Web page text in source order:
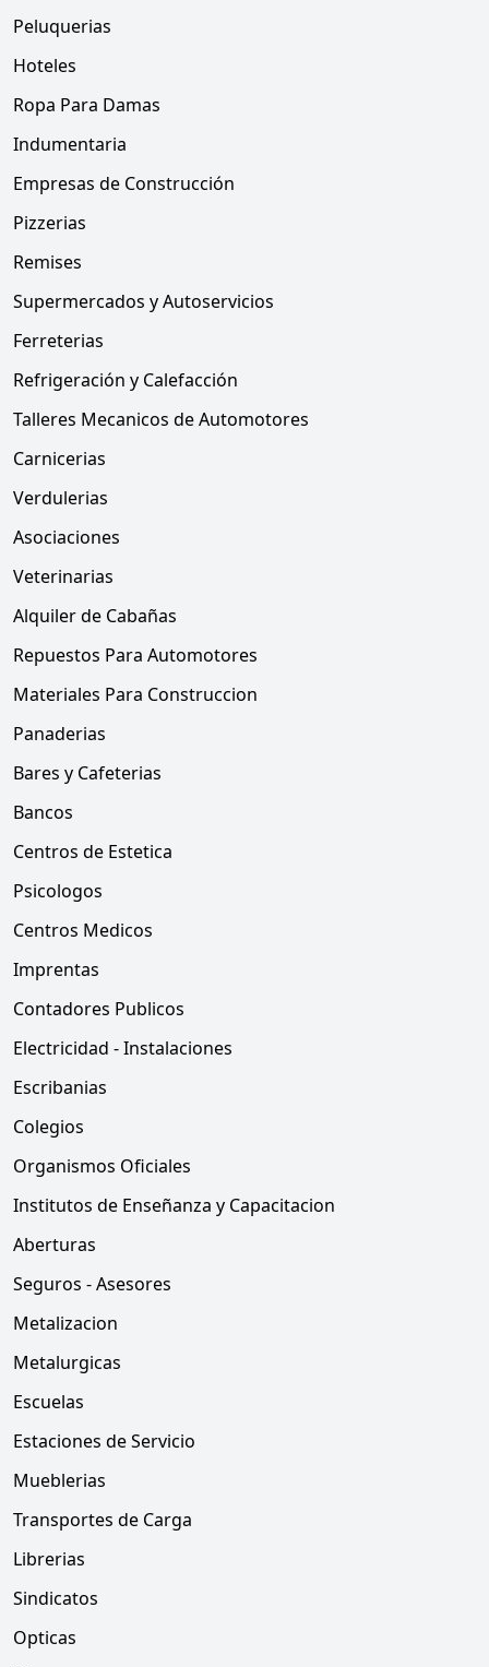
Peluquerias
Hoteles
Ropa Para Damas
Indumentaria
Empresas de Construcción
Pizzerias
Remises
Supermercados y Autoservicios
Ferreterias
Refrigeración y Calefacción
Talleres Mecanicos de Automotores
Carnicerias
Verdulerias
Asociaciones
Veterinarias
Alquiler de Cabañas
Repuestos Para Automotores
Materiales Para Construccion
Panaderias
Bares y Cafeterias
Bancos
Centros de Estetica
Psicologos
Centros Medicos
Imprentas
Contadores Publicos
Electricidad - Instalaciones
Escribanias
Colegios
Organismos Oficiales
Institutos de Enseñanza y Capacitacion
Aberturas
Seguros - Asesores
Metalizacion
Metalurgicas
Escuelas
Estaciones de Servicio
Mueblerias
Transportes de Carga
Librerias
Sindicatos
Opticas